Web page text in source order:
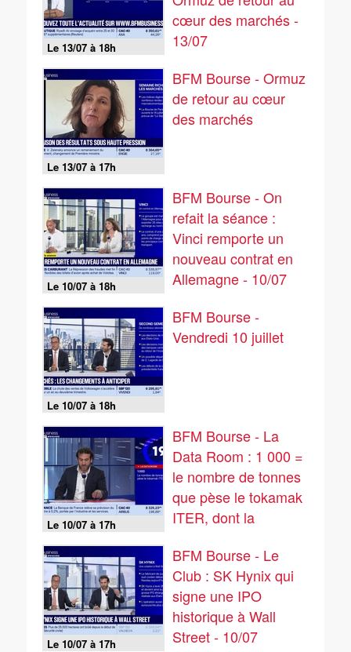
Le 13/07 à 18h
cœur des marchés -
13/07
Le 13/07 à 17h
BFM Bourse - Ormuz
de retour au cœur
des marchés
Le 10/07 à 18h
BFM Bourse - On
refait la séance :
Vinci remporte un
nouveau contrat en
Allemagne - 10/07
Le 10/07 à 18h
BFM Bourse -
Vendredi 10 juillet
Le 10/07 à 17h
BFM Bourse - La
Data Room : 1 000 =
le nombre de tonnes
que pèse le tokamak
ITER, dont la
aimant géant a été
posée cette semaine
- 10/07
Le 10/07 à 17h
BFM Bourse - Le
Club : SK Hynix qui
signe une IPO
historique à Wall
Street - 10/07